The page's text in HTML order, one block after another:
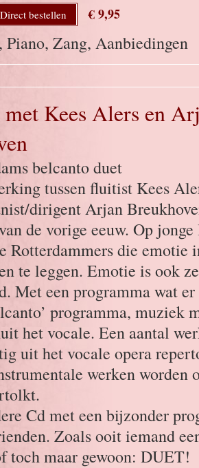
Direct bestellen € 9,95
Piano, Zang, Aanbiedingen
Kees Alers en
belcanto duet
tussen fluitist Kees
dirigent Arjan
de vorige eeuw. Op
Rotterdammers die emotie
te leggen. Emotie is ook
Met een programma wat
programma, muziek
het vocale. Een aantal
uit het vocale opera
werken worden
Cd met een bijzonder
Zoals ooit iemand
toch maar gewoon: DUET!